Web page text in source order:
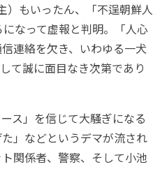
）もいったん、「不逞朝鮮人
なって虚報と判明。「人心
連絡を欠き、いわゆる一犬
て誠に面目なき次第であり
ス」を信じて大騒ぎになる
」などというデマが流され
関係者、警察、そして小池